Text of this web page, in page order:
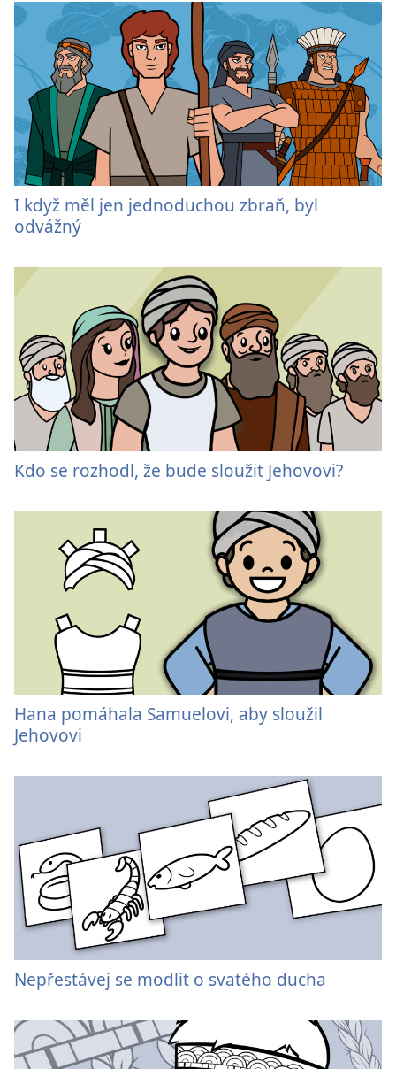
I když měl jen jednoduchou zbraň, byl
odvážný
Kdo se rozhodl, že bude sloužit Jehovovi?
Hana pomáhala Samuelovi, aby sloužil
Jehovovi
Nepřestávej se modlit o svatého ducha